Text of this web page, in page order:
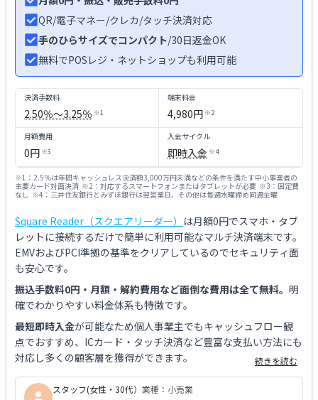
QR/電子マネー/クレカ/タッチ決済対応
手のひらサイズでコンパクト/30日返金OK
無料でPOSレジ・ ネットショップも利用可能
決済手数料
2.50％〜3.25％ ※1
端末料金
4,980円 ※2
月額費用
0円 ※3
入金サイクル
即時入金 ※4
※1 ： 2.5％は年間キャッシュレス決済額3,000万円未満などの条件を満たす中小事業者の
主要カード対面決済 ※2 ： 対応するスマートフォンまたはタブレットが必要 ※3 ： 固定費
なし ※4 ： 三井住友銀行とみずほ銀行は翌営業日、その他は毎週水曜締め同週金曜
Square Reader（スクエアリーダー） は月額0円でスマホ・タブ
レットに接続するだけで簡単に利用可能なマルチ決済端末です。
EMVおよびPCI準拠の基準をクリアしているのでセキュリティ面
も安心です。
振込手数料0円・月額・解約費用など面倒な費用は全て無料。 明
確でわかりやすい料金体系も特徴です。
最短即時入金が可能なため個人事業主でもキャッシュフロー観
点でおすすめ、ICカード・タッチ決済など豊富な支払い方法にも
対応し多くの顧客層を獲得ができます。
続きを読む
スタッフ(女性・30代） 業種： 小売業